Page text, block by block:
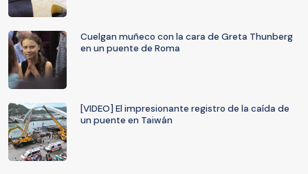
Cuelgan muñeco con la cara de Greta Thunberg
en un puente de Roma
[VIDEO] El impresionante registro de la caída de
un puente en Taiwán